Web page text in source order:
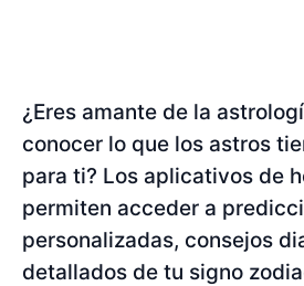
¿Eres amante de la
conocer lo que los astros
para ti? Los aplicativos de
permiten acceder a
personalizadas, consejos
detallados de tu signo